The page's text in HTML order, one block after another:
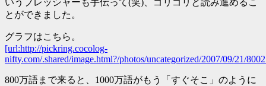
いうプレッシャーも手伝って(笑)、ゴリゴリと読み進めるこ
とができました。
グラフはこちら。
[url:http://pickring.cocolog-
nifty.com/.shared/image.html?/photos/uncategorized/2007/09/21/
800万語まで来ると、1000万語がもう「すぐそこ」のように